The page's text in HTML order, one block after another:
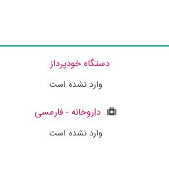
دستگاه خودپرداز
وارد نشده است
داروخانه - فارمسی
وارد نشده است